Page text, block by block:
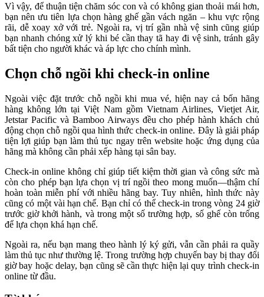
Vì vậy, để thuận tiện chăm sóc con và có không gian thoải mái hơn,
bạn nên ưu tiên lựa chọn hàng ghế gần vách ngăn – khu vực rộng
rãi, dễ xoay xở với trẻ. Ngoài ra, vị trí gần nhà vệ sinh cũng giúp
bạn nhanh chóng xử lý khi bé cần thay tã hay đi vệ sinh, tránh gây
bất tiện cho người khác và áp lực cho chính mình.
Chọn chỗ ngồi khi check-in online
Ngoài việc đặt trước chỗ ngồi khi mua vé, hiện nay cả bốn hãng
hàng không lớn tại Việt Nam gồm Vietnam Airlines, Vietjet Air,
Jetstar Pacific và Bamboo Airways đều cho phép hành khách chủ
động chọn chỗ ngồi qua hình thức check-in online. Đây là giải pháp
tiện lợi giúp bạn làm thủ tục ngay trên website hoặc ứng dụng của
hãng mà không cần phải xếp hàng tại sân bay.
Check-in online không chỉ giúp tiết kiệm thời gian và công sức mà
còn cho phép bạn lựa chọn vị trí ngồi theo mong muốn—thậm chí
hoàn toàn miễn phí với nhiều hãng bay. Tuy nhiên, hình thức này
cũng có một vài hạn chế. Bạn chỉ có thể check-in trong vòng 24 giờ
trước giờ khởi hành, và trong một số trường hợp, số ghế còn trống
để lựa chọn khá hạn chế.
Ngoài ra, nếu bạn mang theo hành lý ký gửi, vẫn cần phải ra quầy
làm thủ tục như thường lệ. Trong trường hợp chuyến bay bị thay đổi
giờ bay hoặc delay, bạn cũng sẽ cần thực hiện lại quy trình check-in
online từ đầu.